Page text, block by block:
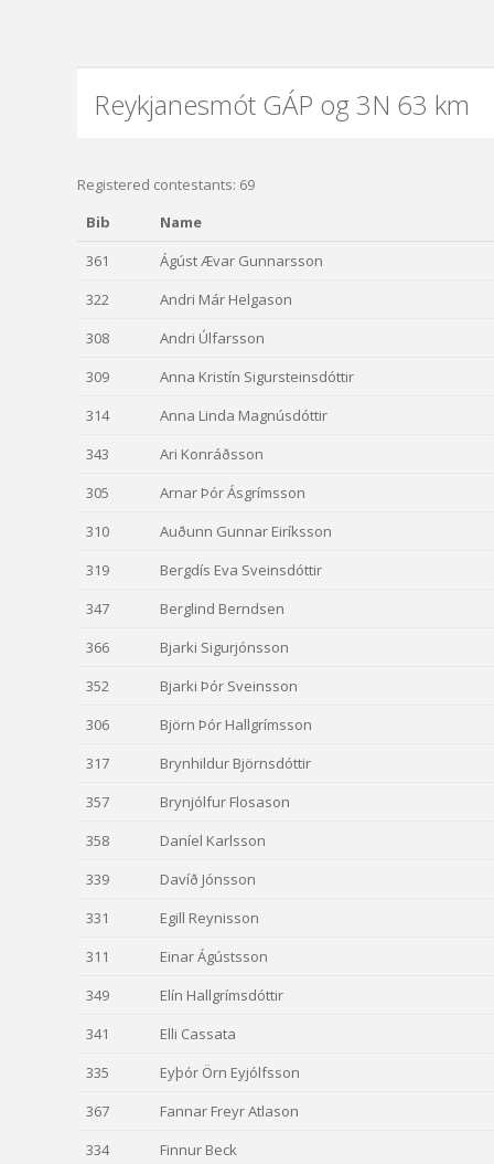
Reykjanesmót GÁP og 3N 63 km
Registered contestants: 69
Bib
Name
361
Ágúst Ævar Gunnarsson
322
Andri Már Helgason
308
Andri Úlfarsson
309
Anna Kristín Sigursteinsdóttir
314
Anna Linda Magnúsdóttir
343
Ari Konráðsson
305
Arnar Þór Ásgrímsson
310
Auðunn Gunnar Eiríksson
319
Bergdís Eva Sveinsdóttir
347
Berglind Berndsen
366
Bjarki Sigurjónsson
352
Bjarki Þór Sveinsson
306
Björn Þór Hallgrímsson
317
Brynhildur Björnsdóttir
357
Brynjólfur Flosason
358
Daníel Karlsson
339
Davíð Jónsson
331
Egill Reynisson
311
Einar Ágústsson
349
Elín Hallgrímsdóttir
341
Elli Cassata
335
Eyþór Örn Eyjólfsson
367
Fannar Freyr Atlason
334
Finnur Beck